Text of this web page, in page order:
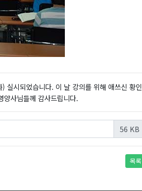
실시되었습니다. 이 날 강의를 위해 애쓰신 황인
사님들께 감사드립니다.
56 KB
목록